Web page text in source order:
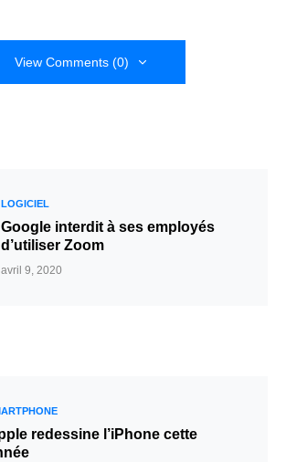
View Comments (0)
LOGICIEL
Google interdit à ses employés
d’utiliser Zoom
avril 9, 2020
redessine l’iPhone cette